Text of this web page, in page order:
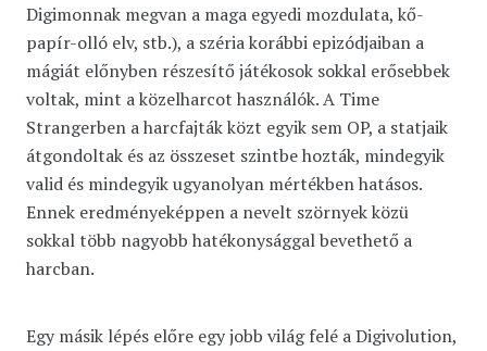
Digimonnak megvan a maga egyedi mozdulata, kő-
papír-olló elv, stb.), a széria korábbi epizódjaiban a
mágiát előnyben részesítő játékosok sokkal erősebbek
voltak, mint a közelharcot használók. A Time
Strangerben a harcfajták közt egyik sem OP, a statjaik
átgondoltak és az összeset szintbe hozták, mindegyik
valid és mindegyik ugyanolyan mértékben hatásos.
Ennek eredményeképpen a nevelt szörnyek közü
sokkal több nagyobb hatékonysággal bevethető a
harcban.
Egy másik lépés előre egy jobb világ felé a Digivolution,